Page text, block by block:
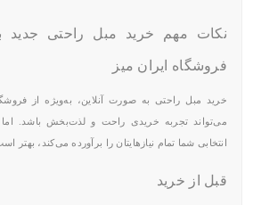
نکات مهم خرید مبل راحتی جدید
فروشگاه ایران میز
خرید مبل راحتی به صورت آنلاین، به‌ویژه از
می‌تواند تجربه خریدی راحت و لذت‌بخش باشد. اما
انتخابی شما تمام نیازهایتان را برآورده می‌کند، بهتر
قبل از خرید